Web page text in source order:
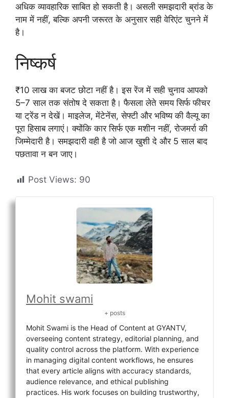
अधिक व्यावहारिक साबित हो सकती है। असली समझदारी ब्रांड के
नाम में नहीं, बल्कि अपनी जरूरत के अनुसार सही वेरिएंट चुनने में
है।
निष्कर्ष
₹10 लाख का बजट छोटा नहीं है। इस रेंज में सही चुनाव आपको
5–7 साल तक संतोष दे सकता है। फैसला लेते समय सिर्फ फीचर
या ट्रेंड न देखें। माइलेज, मेंटेनेंस, सेफ्टी और भविष्य की वैल्यू का
पूरा हिसाब लगाएं। क्योंकि कार सिर्फ एक मशीन नहीं, रोजमर्रा की
जिम्मेदारी है। समझदारी वही है जो आज खुशी दे और 5 साल बाद
पछतावा न बन जाए।
Post Views: 90
Mohit swami
+ posts
Mohit Swami is the Head of Content at GYANTV,
overseeing content strategy, editorial planning, and
quality control across the platform. With experience
in managing digital content workflows, he ensures
that every article aligns with accuracy standards,
audience relevance, and ethical publishing
practices. His work focuses on building trustworthy,